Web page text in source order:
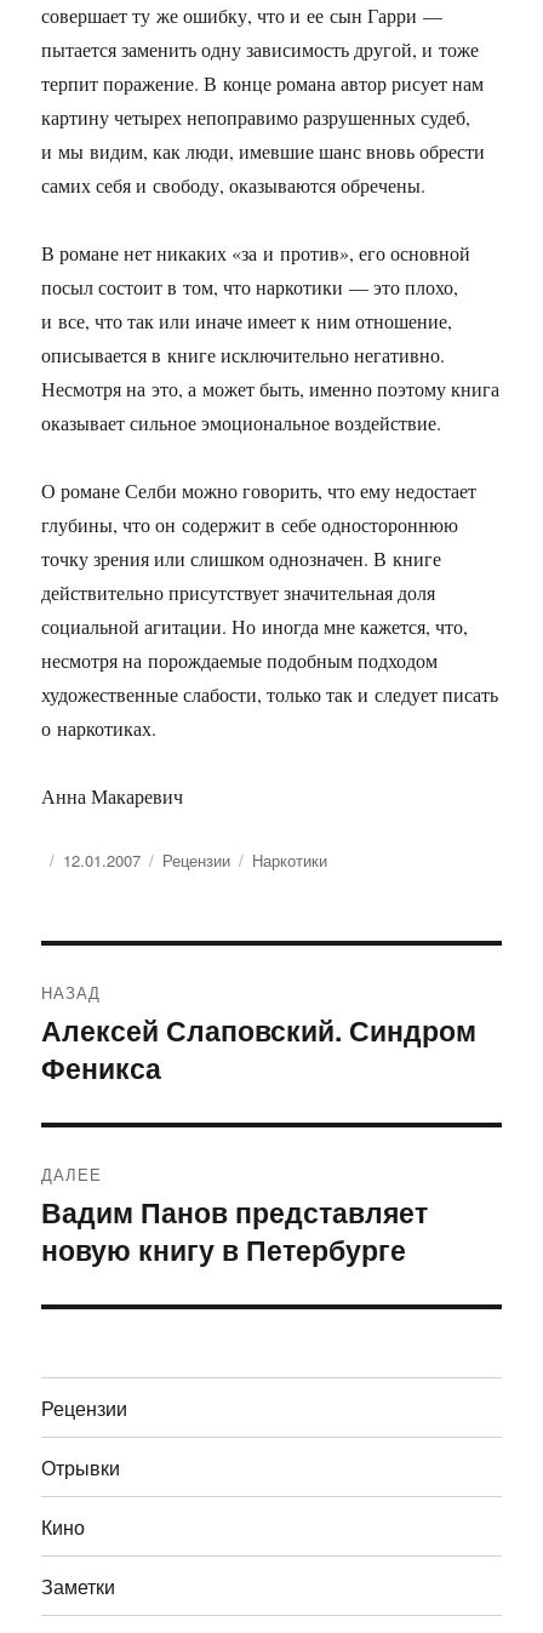
совершает ту же ошибку, что и ее сын Гарри —
пытается заменить одну зависимость другой, и тоже
терпит поражение. В конце романа автор рисует нам
картину четырех непоправимо разрушенных судеб,
и мы видим, как люди, имевшие шанс вновь обрести
самих себя и свободу, оказываются обречены.
В романе нет никаких «за и против», его основной
посыл состоит в том, что наркотики — это плохо,
и все, что так или иначе имеет к ним отношение,
описывается в книге исключительно негативно.
Несмотря на это, а может быть, именно поэтому книга
оказывает сильное эмоциональное воздействие.
О романе Селби можно говорить, что ему недостает
глубины, что он содержит в себе одностороннюю
точку зрения или слишком однозначен. В книге
действительно присутствует значительная доля
социальной агитации. Но иногда мне кажется, что,
несмотря на порождаемые подобным подходом
художественные слабости, только так и следует писать
о наркотиках.
Анна Макаревич
Опубликовано
12.01.2007 Рубрики
Рецензии Метки
Наркотики
по
записям
НАЗАД
Предыдущая
запись:
Алексей Слаповский. Синдром
Феникса
ДАЛЕЕ
Следующая
запись:
Вадим Панов представляет
новую книгу в Петербурге
Рецензии
Отрывки
Кино
Заметки